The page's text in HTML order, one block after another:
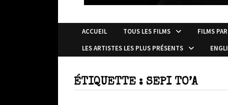
ACCUEIL TOUS LES FILMS
FILMS
LES ARTISTES LES PLUS PRÉSENTS
ÉTIQUETTE : SEPI TO’A